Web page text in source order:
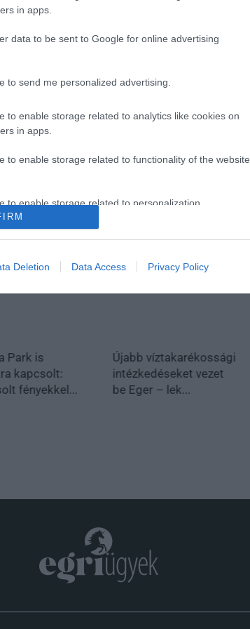
in apps.
data to be sent to Google for online advertising
to send me personalized advertising.
to enable storage related to analytics like cookies on
in apps.
to enable storage related to functionality of the website
to enable storage related to personalization.
Deletion Data Access Privacy Policy
Park is
kapcsolt:
fényekkel...
Újabb víztakarékossági
intézkedéseket vezet
be Eger – lek...